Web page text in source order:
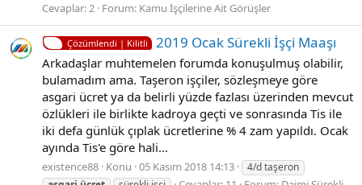
Cevaplar: 2 Forum: Kamu İşçilerine Ait Görüşler
Çözümlendi | Kilitli 2019 Ocak Sürekli İşçi Maaşı
Arkadaşlar muhtemelen forumda konuşulmuş olabilir,
bulamadım ama. Taşeron işçiler, sözleşmeye göre
asgari ücret ya da belirli yüzde fazlası üzerinden mevcut
özlükleri ile birlikte kadroya geçti ve sonrasında Tis ile
iki defa günlük çıplak ücretlerine % 4 zam yapıldı. Ocak
ayında Tis'e göre hali...
existence88 Konu 05 Kasım 2018 14:13
4/d taşeron